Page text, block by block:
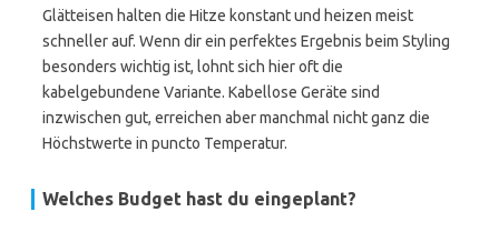
Glätteisen halten die Hitze konstant und heizen meist
schneller auf. Wenn dir ein perfektes Ergebnis beim Styling
besonders wichtig ist, lohnt sich hier oft die
kabelgebundene Variante. Kabellose Geräte sind
inzwischen gut, erreichen aber manchmal nicht ganz die
Höchstwerte in puncto Temperatur.
Welches Budget hast du eingeplant?